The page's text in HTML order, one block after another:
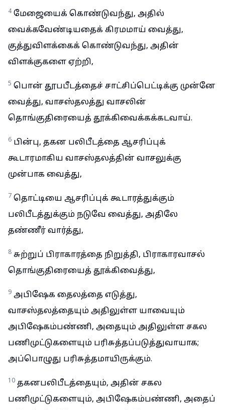
4 மேஜையைக் கொண்டுவந்து, அதில்
வைக்கவேண்டியதைக் கிரமமாய் வைத்து,
குத்துவிளக்கைக் கொண்டுவந்து, அதின்
விளக்குகளை ஏற்றி,
5 பொன் தூபபீடத்தைச் சாட்சிப்பெட்டிக்கு முன்னே
வைத்து, வாசஸ்தலத்து வாசலின்
தொங்குதிரையைத் தூக்கிவைக்கக்கடவாய்.
6 பின்பு, தகன பலிபீடத்தை ஆசரிப்புக்
கூடாரமாகிய வாசஸ்தலத்தின் வாசலுக்கு
முன்பாக வைத்து,
7 தொட்டியை ஆசரிப்புக் கூடாரத்துக்கும்
பலிபீடத்துக்கும் நடுவே வைத்து, அதிலே
தண்ணீர் வார்த்து,
8 சுற்றுப் பிராகாரத்தை நிறுத்தி, பிராகாரவாசல்
தொங்குதிரையைத் தூக்கிவைத்து,
9 அபிஷேக தைலத்தை எடுத்து,
வாசஸ்தலத்தையும் அதிலுள்ள யாவையும்
அபிஷேகம்பண்ணி, அதையும் அதிலுள்ள சகல
பணிமுட்டுகளையும் பரிசுத்தப்படுத்துவாயாக;
அப்பொழுது பரிசுத்தமாயிருக்கும்.
10 தகனபலிபீடத்தையும், அதின் சகல
பணிமுட்டுகளையும், அபிஷேகம்பண்ணி, அதைப்